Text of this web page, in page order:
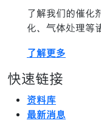
了解我们的催化
化、气体处理等
了解更多
快速链接
资料库
最新消息